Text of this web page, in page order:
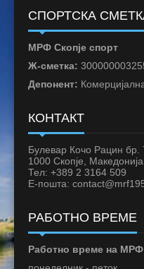
СПОРТСКА
МРФ Скопје спорт
Ж-сметка:
Депонент:
КОНТАКТ
Булевар Кочо Рацин бр.
1000 Скопје, Македонија
Тел: +389 2 3164 509
Е-пошта:
РАБОТНО ВРЕМЕ
Работно време на МРФ